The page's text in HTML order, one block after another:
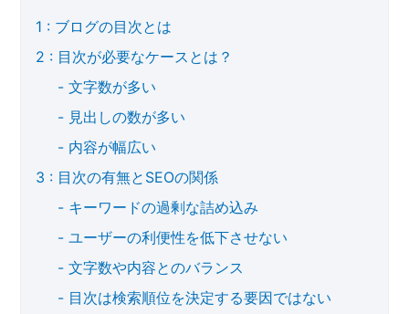
ブログの目次とは
目次が必要なケースとは？
文字数が多い
見出しの数が多い
内容が幅広い
目次の有無とSEOの関係
キーワードの過剰な詰め込み
ユーザーの利便性を低下させない
文字数や内容とのバランス
目次は検索順位を決定する要因ではない